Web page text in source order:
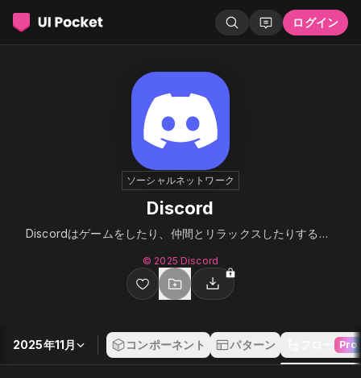
ログイン
ソーシャルネットワーク
Discord
Discordはゲームをしたり、仲間とリラックスしたりするのに最適な場であり、世界規模のコミュニティを築くことさえできます。
© 2025 Discord
2025年11月 コンポーネント パターン Pro